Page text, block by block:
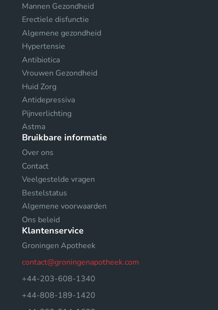
Mannen Gezondheid
Erectiele disfunctie
Algemene gezondheid
Hypertensie
Antibiotica
Vrouwen Gezondheid
Huid Zorg
Antidepressiva
Pijnverlichting
Astma
Bruikbare informatie
Over ons
Contact
Veelgestelde vragen
Bestelstatus
Algemene voorwaarden
Ons beleid
Klantenservice
Groningen Apotheek
contact@groningenapotheek.com
+44-203-608-1340
+44-808-189-1420